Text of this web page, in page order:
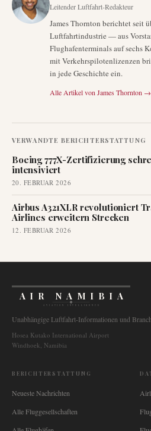
Leitender Luftfahrt-Redakteur
James Thornton berichtet seit
Luftfahrtindustrie — aus
Flughafenterminals auf sechs
mit Verkehrspilotenlizenzen
in jede Geschichte ein.
Alle Artikel von James Thornton →
VERWANDTE BERICHTERSTATTUNG
Boeing 777X-Zertifizierung
intensiviert
20. FEBRUAR 2026
Airbus A321XLR revolutioniert
Airlines erweitern Strecken
12. FEBRUAR 2026
AIR NAMIBIA
AVIATION INTELLIGENCE
Unabhängige Luftfahrt-Informationen und
Hosea Kutako International Airport
Windhoek, Namibia
BERICHTERSTATTUNG
Neueste Nachrichten
Alle Fluggesellschaften